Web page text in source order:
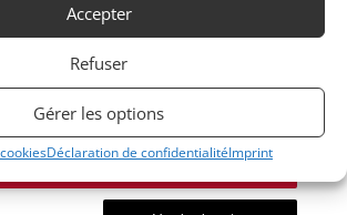
Accepter
Refuser
Gérer les options
Déclaration de confidentialitéImprint